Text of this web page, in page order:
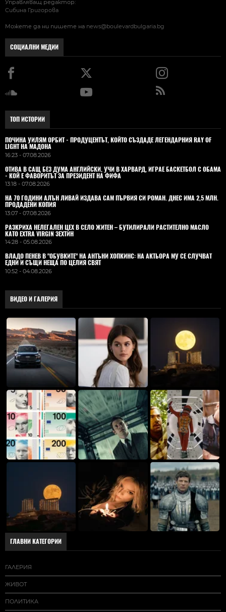
Управляващ редактор:
Сибина Григорова
Можете да ни пишете на news@boulevardbulgaria.bg
СОЦИАЛНИ МЕДИИ
ТОП ИСТОРИИ
ПОЧИНА УИЛЯМ ОРБИТ - ПРОДУЦЕНТЪТ, КОЙТО СЪЗДАДЕ ЛЕГЕНДАРНИЯ RAY OF
LIGHT НА МАДОНА
16:23 - 07.08.2026
ОТИВА В САЩ БЕЗ ДУМА АНГЛИЙСКИ, УЧИ В ХАРВАРД, ИГРАЕ БАСКЕТБОЛ С ОБАМА
- КОЙ Е ФАВОРИТЪТ ЗА ПРЕЗИДЕНТ НА ФИФА
13:18 - 07.08.2026
НА 70 ГОДИНИ АЛЪН ЛИВАЙ ИЗДАВА САМ ПЪРВИЯ СИ РОМАН. ДНЕС ИМА 2,5 МЛН.
ПРОДАДЕНИ КОПИЯ
13:07 - 07.08.2026
РАЗКРИХА НЕЛЕГАЛЕН ЦЕХ В СЕЛО ЖИТЕН – БУТИЛИРАЛИ РАСТИТЕЛНО МАСЛО
КАТО EXTRA VIRGIN ЗЕХТИН
14:28 - 05.08.2026
ВЛАДO ПЕНЕВ В "ОБУВКИТЕ" НА АНТЪНИ ХОПКИНС: НА АКТЬОРА МУ СЕ СЛУЧВАТ
ЕДНИ И СЪЩИ НЕЩА ПО ЦЕЛИЯ СВЯТ
10:52 - 04.08.2026
ВИДЕО И ГАЛЕРИЯ
ГЛАВНИ КАТЕГОРИИ
ГАЛЕРИЯ
ЖИВОТ
ПОЛИТИКА